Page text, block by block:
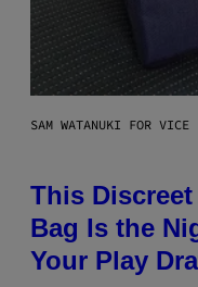
SAM WATANUKI FOR VICE
This
Bag Is the
Your Play